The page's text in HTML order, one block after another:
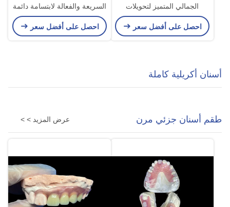
الجمالي المتميز لتحويلات
ابتسامة مذهلة
احصل على أفضل سعر
السريعة والفعالة لابتسامة دائمة
احصل على أفضل سعر
أسنان أكريلية كاملة
طقم أسنان جزئي مرن عرض المزيد > >